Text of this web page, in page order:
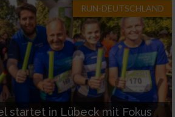
RUN-DEUTSCHLAND
startet in Lübeck mit Fokus